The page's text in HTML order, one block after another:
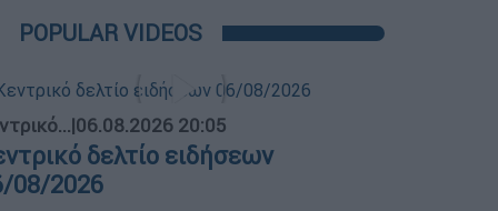
POPULAR VIDEOS
|06.08.2026 20:05
δελτίο ειδήσεων
08/2026